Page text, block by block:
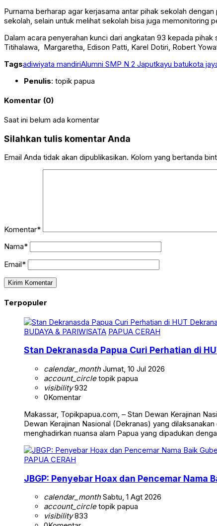
Purnama berharap agar kerjasama antar pihak sekolah
sekolah, selain untuk melihat sekolah bisa juga memonitoring
Dalam acara penyerahan kunci dari angkatan 93 kepada
Titihalawa, Margaretha, Edison Patti, Karel Dotiri, Robert
Tagsadiwiyata mandiriAlumni SMP N 2 Japutkayu batukota
Penulis: topik papua
Komentar (0)
Saat ini belum ada komentar
Silahkan tulis komentar Anda
Email Anda tidak akan dipublikasikan. Kolom yang bertanda
Komentar*
Nama*
Email*
Terpopuler
BUDAYA & PARIWISATA PAPUA CERAH
Stan Dekranasda Papua Curi Perhatian di
calendar_monthJumat, 10 Jul 2026
account_circletopik papua
visibility932
0Komentar
Makassar, Topikpapua.com, – Stan Dewan Kerajinan
Dewan Kerajinan Nasional (Dekranas) yang
menghadirkan nuansa alam Papua yang dipadukan
PAPUA CERAH
JBGP: Penyebar Hoax dan Pencemar Nama
calendar_monthSabtu, 1 Agt 2026
account_circletopik papua
visibility833